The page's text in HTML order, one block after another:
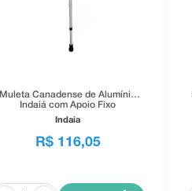
Muleta Canadense de Alumínio
Indaiá com Apoio Fixo
Indaia
R$ 116,05